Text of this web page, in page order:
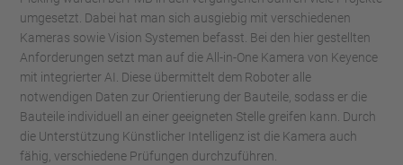
umgesetzt. Dabei hat man sich ausgiebig mit verschiedenen
Kameras sowie Vision Systemen befasst. Bei den hier gestellten
Anforderungen setzt man auf die All-in-One Kamera von Keyence
mit integrierter AI. Diese übermittelt dem Roboter alle
notwendigen Daten zur Orientierung der Bauteile, sodass er die
Bauteile individuell an einer geeigneten Stelle greifen kann. Durch
die Unterstützung Künstlicher Intelligenz ist die Kamera auch
fähig, verschiedene Prüfungen durchzuführen.